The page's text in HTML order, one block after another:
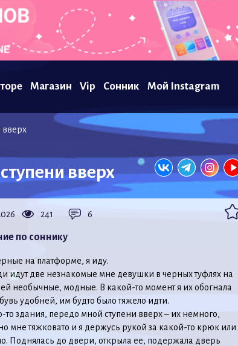
Магазин Vip Сонник Мой Instagram
вверх
вверх
241 6
по соннику
на платформе, я иду.
идут две незнакомые мне девушки в черных туфлях на
необычные, модные. В какой-то момент я их обогнала
удобней, им будто было тяжело идти.
здания, передо мной ступени вверх – их немного,
мне тяжковато и я держусь рукой за какой-то крюк или
Поднялась до двери, открыла ее, подержала дверь